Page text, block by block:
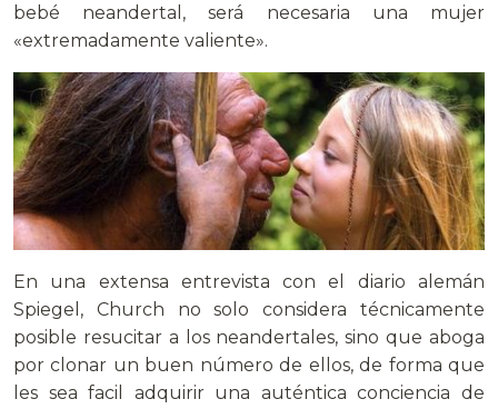
bebé neandertal, será necesaria una mujer
«extremadamente valiente».
En una extensa entrevista con el diario alemán
Spiegel, Church no solo considera técnicamente
posible resucitar a los neandertales, sino que aboga
por clonar un buen número de ellos, de forma que
les sea facil adquirir una auténtica conciencia de